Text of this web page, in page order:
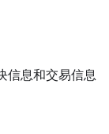
信息和交易信息